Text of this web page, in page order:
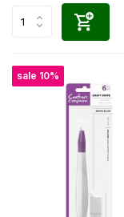
sale 10%